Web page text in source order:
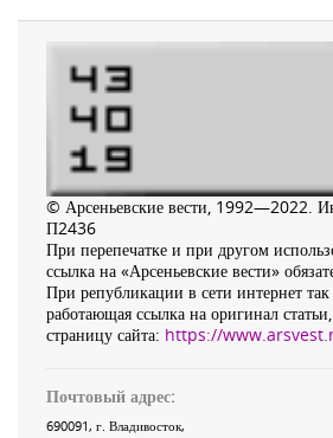
© Арсеньевские вести, 1992—2022.
П2436
При перепечатке и при другом
ссылка на «Арсеньевские вести»
При републикации в сети интернет так
работающая ссылка на оригинал
страницу сайта: https://
Почтовый адрес:
690091, г. Владивосток,